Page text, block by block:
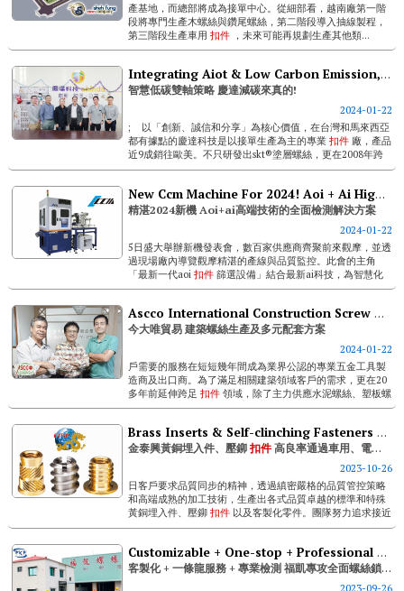
產基地，而總部將成為接單中心。從細部看，越南廠第一階
段將專門生產木螺絲與鑽尾螺絲，第二階段導入抽線製程，
第三階段生產車用 扣件 ，未來可能再規劃生產其他類...
Integrating Aiot & Low Carbon Emission, Taiwan Shan Yin Takes Carbon Reduction Seriously
智慧低碳雙軸策略 慶達減碳來真的!
2024-01-22
; 以「創新、誠信和分享」為核心價值，在台灣和馬來西亞
都有據點的慶達科技是以接單生產為主的專業 扣件 廠，產品
近9成銷往歐美。不只研發出skt®塗層螺絲，更在2008年跨
足人工牙根領域。強大的創造力讓其取得ce等國...
New Ccm Machine For 2024! Aoi + Ai High-tech Full-range Inspection Solutions
精湛2024新機 Aoi+ai高端技術的全面檢測解決方案
2024-01-22
5日盛大舉辦新機發表會，數百家供應商齊聚前來觀摩，並透
過現場廠內導覽觀摩精湛的產線與品質監控。此會的主角
「最新一代aoi 扣件篩選設備」結合最新ai科技，為智慧化
檢測打開新疆界，成為吸引所有目光的焦點！它主打以下6大
Ascco International Construction Screw Manufacturing And Diversified Supporting Solutions
今大唯貿易 建築螺絲生產及多元配套方案
2024-01-22
戶需要的服務在短短幾年間成為業界公認的專業五金工具製
造商及出口商。為了滿足相關建築領域客戶的需求，更在20
多年前延伸跨足 扣件領域，除了主力供應水泥螺絲、塑板螺
絲、乾牆螺絲、木螺絲、攻牙螺絲、甲板螺絲、自鑽螺絲、
Brass Inserts & Self-clinching Fasteners By Ctsp- High Yield Rate Passes Automotive And Electronic Component Market Requirements
金泰興黃銅埋入件、壓鉚扣件高良率通過車用、電子零件市場苛求
2023-10-26
日客戶要求品質同步的精神，透過縝密嚴格的品質管控策略
和高端成熟的加工技術，生產出各式品質卓越的標準和特殊
黃銅埋入件、壓鉚 扣件 以及客製化零件。團隊努力追求接近
0ppm的超高產品良率，不僅為其取得iso 9001品質管理系統
Customizable + One-stop + Professional Inspection; Fu Kai Locks On Total Fastening Solutions
客製化 + 一條龍服務 + 專業檢測 福凱專攻全面螺絲鎖付解決方案
2023-09-26